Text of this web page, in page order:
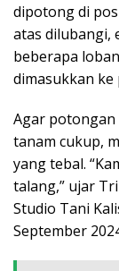
dipotong di
atas dilubangi,
beberapa
dimasukkan
Agar potongan
tanam cukup,
yang tebal.
talang,” ujar
Studio Tani
September